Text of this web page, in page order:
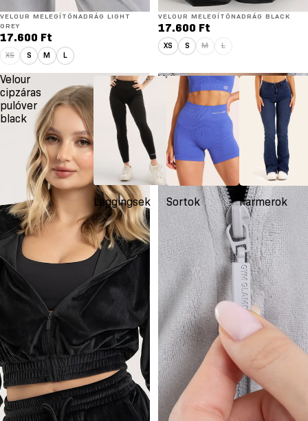
Leggingsek Sortok Farmerok
VELOUR MELEGÍTŐNADRÁG LIGHT
GREY
17.600 Ft
XS S M L
VELOUR MELEGÍTŐNADRÁG BLACK
17.600 Ft
XS S M L
Velour
cipzáras
pulóver
black
Velour
cipzáras
pulóver
light
grey